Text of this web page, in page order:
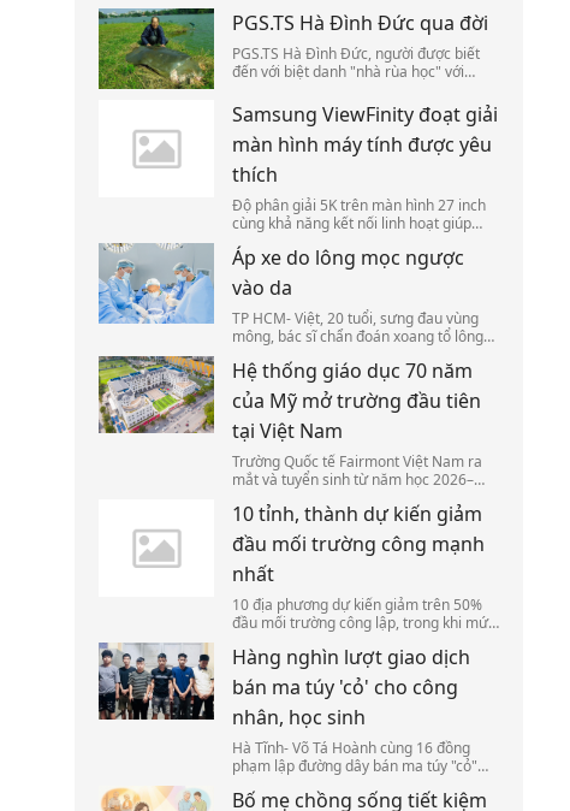
Đình, xoay vòng lực lượng, đồng thời tạo
lợi thế tại bán kết ASEAN Cup 2026.
PGS.TS Hà Đình Đức qua đời
PGS.TS Hà Đình Đức, người được biết
đến với biệt danh "nhà rùa học" với
qua đời ở tuổi 86 tuổi, sáng 7/8.
Samsung ViewFinity đoạt giải
màn hình máy tính được yêu
thích
Độ phân giải 5K trên màn hình 27 inch
cùng khả năng kết nối linh hoạt giúp
Samsung ViewFinity S8 S80HF 5K chiến
thắng ở số bình chọn đầu tiên của Sản
phẩm tôi yêu 2026.
Áp xe do lông mọc ngược
vào da
TP HCM- Việt, 20 tuổi, sưng đau vùng
mông, bác sĩ chẩn đoán xoang tổ lông
Hệ thống giáo dục 70 năm
của Mỹ mở trường đầu tiên
tại Việt Nam
Trường Quốc tế Fairmont Việt Nam ra
mắt và tuyển sinh từ năm học 2026–
thống Fairmont Schools tại Việt Nam và
Đông Nam Á.
10 tỉnh, thành dự kiến giảm
đầu mối trường công mạnh
nhất
10 địa phương dự kiến giảm trên 50%
đầu mối trường công lập, trong khi mức
đương 17.350 trường.
Hàng nghìn lượt giao dịch
bán ma túy 'cỏ' cho công
nhân, học sinh
Hà Tĩnh- Võ Tá Hoành cùng 16 đồng
phạm lập đường dây bán ma túy "cỏ"
giao dịch hơn 9.000 lượt qua tài khoản
Bố mẹ chồng sống tiết kiệm